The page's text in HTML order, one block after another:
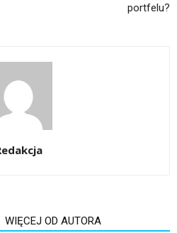
portfelu?
WIĘCEJ OD AUTORA